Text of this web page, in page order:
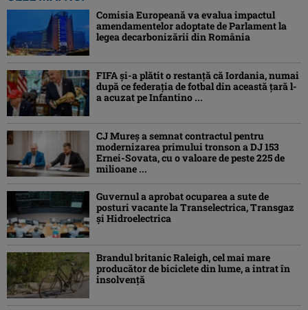
Comisia Europeană va evalua impactul
amendamentelor adoptate de Parlament la
legea decarbonizării din România
FIFA și-a plătit o restanță că Iordania, numai
după ce federația de fotbal din această țară l-
a acuzat pe Infantino ...
CJ Mureș a semnat contractul pentru
modernizarea primului tronson a DJ 153
Ernei-Sovata, cu o valoare de peste 225 de
milioane ...
Guvernul a aprobat ocuparea a sute de
posturi vacante la Transelectrica, Transgaz
și Hidroelectrica
Brandul britanic Raleigh, cel mai mare
producător de biciclete din lume, a intrat în
insolvență